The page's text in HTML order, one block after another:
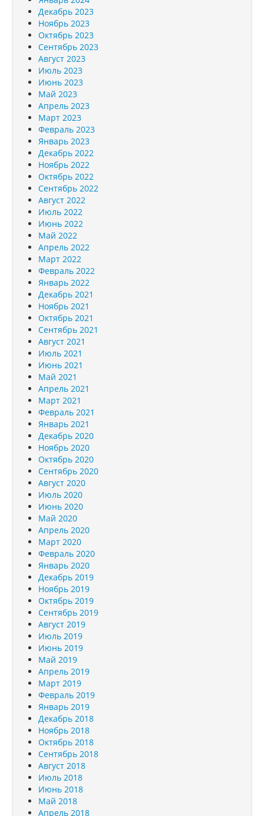
Декабрь 2023
Ноябрь 2023
Октябрь 2023
Сентябрь 2023
Август 2023
Июль 2023
Июнь 2023
Май 2023
Апрель 2023
Март 2023
Февраль 2023
Январь 2023
Декабрь 2022
Ноябрь 2022
Октябрь 2022
Сентябрь 2022
Август 2022
Июль 2022
Июнь 2022
Май 2022
Апрель 2022
Март 2022
Февраль 2022
Январь 2022
Декабрь 2021
Ноябрь 2021
Октябрь 2021
Сентябрь 2021
Август 2021
Июль 2021
Июнь 2021
Май 2021
Апрель 2021
Март 2021
Февраль 2021
Январь 2021
Декабрь 2020
Ноябрь 2020
Октябрь 2020
Сентябрь 2020
Август 2020
Июль 2020
Июнь 2020
Май 2020
Апрель 2020
Март 2020
Февраль 2020
Январь 2020
Декабрь 2019
Ноябрь 2019
Октябрь 2019
Сентябрь 2019
Август 2019
Июль 2019
Июнь 2019
Май 2019
Апрель 2019
Март 2019
Февраль 2019
Январь 2019
Декабрь 2018
Ноябрь 2018
Октябрь 2018
Сентябрь 2018
Август 2018
Июль 2018
Июнь 2018
Май 2018
Апрель 2018